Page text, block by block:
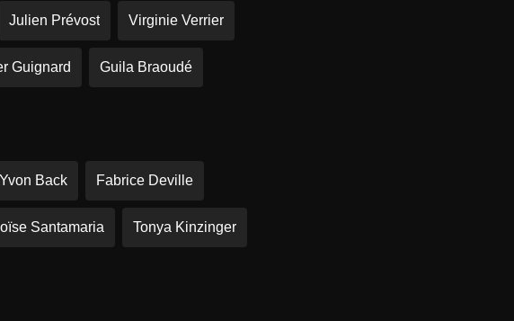
Julien Prévost Virginie Verrier
Guignard Guila Braoudé
Yvon Back Fabrice Deville
Santamaria Tonya Kinzinger